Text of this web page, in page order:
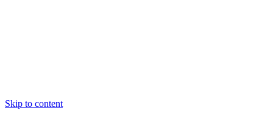
Skip to content